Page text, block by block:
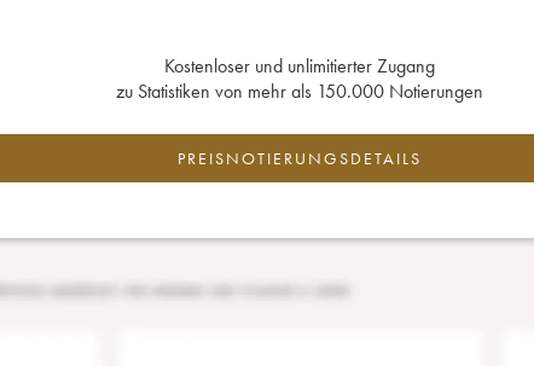
Kostenloser und unlimitierter Zugang
zu Statistiken von mehr als 150.000 Notierungen
PREISNOTIERUNGSDETAILS